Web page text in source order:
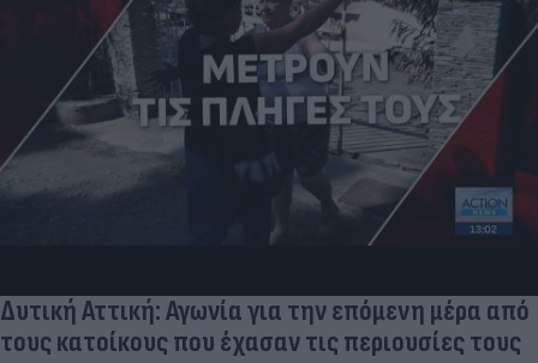
Νέο εμφύτευμα για τον καρκίνο των ωοθηκών
χορηγεί θεραπεία και "κατασκοπεύει" τον όγκο